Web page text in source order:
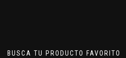
BUSCA TU PRODUCTO FAVORITO